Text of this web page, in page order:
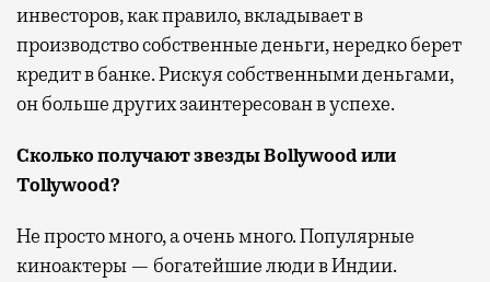
инвесторов, как правило, вкладывает в
производство собственные деньги, нередко берет
кредит в банке. Рискуя собственными деньгами,
он больше других заинтересован в успехе.
Сколько получают звезды Bollywood или
Tollywood?
Не просто много, а очень много. Популярные
киноактеры — богатейшие люди в Индии.